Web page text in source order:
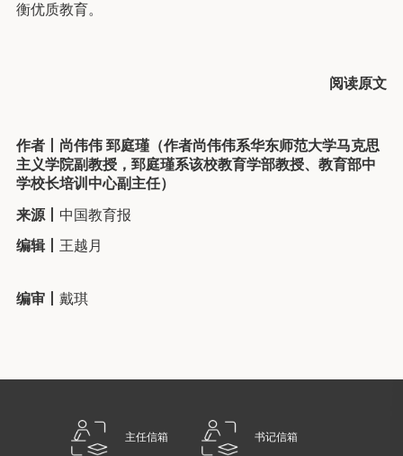
衡优质教育。
阅读原文
作者丨 尚伟伟 郅庭瑾（作者尚伟伟系华东师范大学马克思
主义学院副教授，郅庭瑾系该校教育学部教授、教育部中
学校长培训中心副主任）
来源丨 中国教育报
编辑丨 王越月
编审丨 戴琪
主任信箱 书记信箱